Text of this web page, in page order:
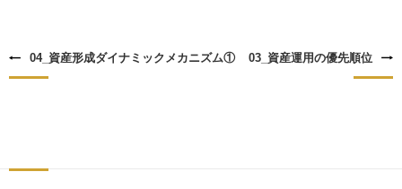
04_資産形成ダイナミックメカニズム① 03_資産運用の優先順位